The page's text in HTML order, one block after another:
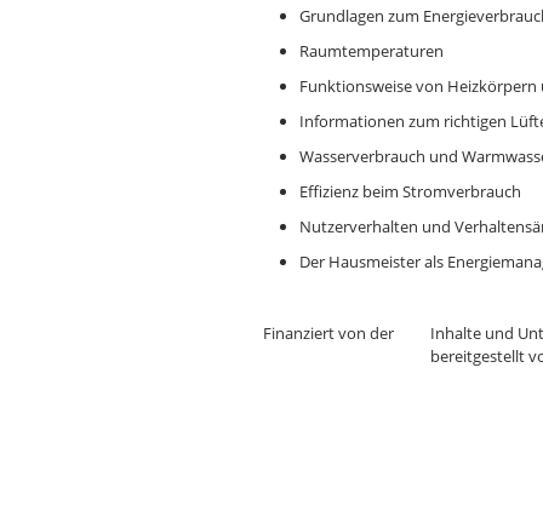
Grundlagen zum
Raumtemperaturen
Funktionsweise von
Informationen zum richtigen
Wasserverbrauch und
Effizienz beim Stromverbrauch
Nutzerverhalten und
Der Hausmeister als
Finanziert von der
Inhalte und
bereitgestellt